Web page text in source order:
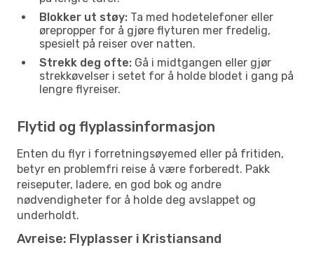
Blokker ut støy: Ta med hodetelefoner eller
ørepropper for å gjøre flyturen mer fredelig,
spesielt på reiser over natten.
Strekk deg ofte: Gå i midtgangen eller gjør
strekkøvelser i setet for å holde blodet i gang på
lengre flyreiser.
Flytid og flyplassinformasjon
Enten du flyr i forretningsøyemed eller på fritiden,
betyr en problemfri reise å være forberedt. Pakk
reiseputer, ladere, en god bok og andre
nødvendigheter for å holde deg avslappet og
underholdt.
Avreise: Flyplasser i Kristiansand